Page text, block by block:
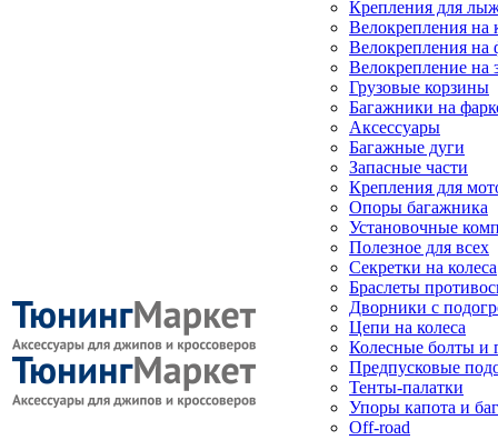
Крепления для
Велокрепления
Велокрепления на
Велокрепление на
Грузовые корзины
Багажники на
Аксессуары
Багажные дуги
Запасные части
Крепления для
Опоры багажника
Установочные
Полезное для всех
Секретки на колеса
Браслеты
Дворники с
Цепи на колеса
Колесные болты и
Предпусковые
Тенты-палатки
Упоры капота и
Off-road